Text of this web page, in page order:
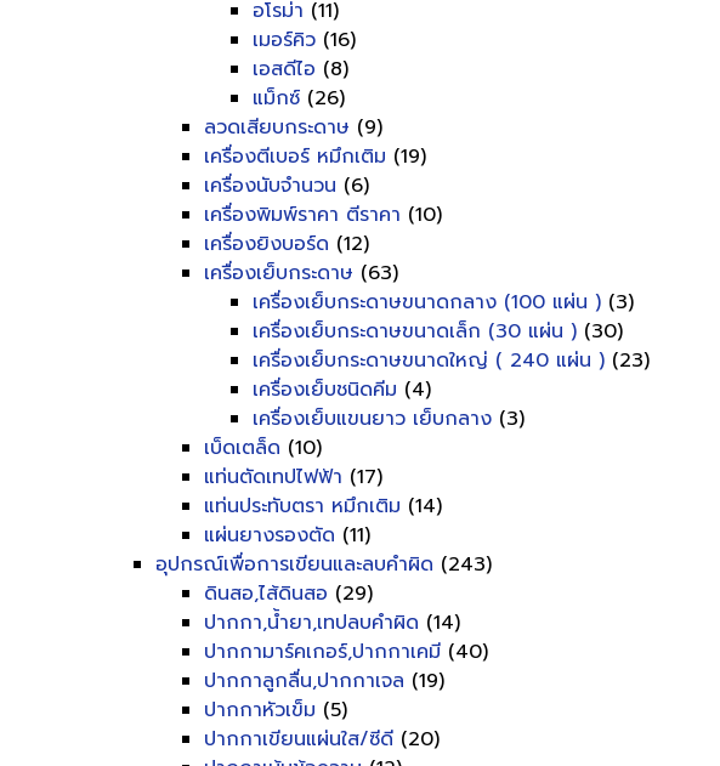
อโรม่า (11)
เมอร์คิว (16)
เอสดีไอ (8)
แม็กซ์ (26)
ลวดเสียบกระดาษ (9)
เครื่องตีเบอร์ หมึกเติม (19)
เครื่องนับจำนวน (6)
เครื่องพิมพ์ราคา ตีราคา (10)
เครื่องยิงบอร์ด (12)
เครื่องเย็บกระดาษ (63)
เครื่องเย็บกระดาษขนาดกลาง (100 แผ่น ) (3)
เครื่องเย็บกระดาษขนาดเล็ก (30 แผ่น ) (30)
เครื่องเย็บกระดาษขนาดใหญ่ ( 240 แผ่น ) (23)
เครื่องเย็บชนิดคีม (4)
เครื่องเย็บแขนยาว เย็บกลาง (3)
เบ็ดเตล็ด (10)
แท่นตัดเทปไฟฟ้า (17)
แท่นประทับตรา หมึกเติม (14)
แผ่นยางรองตัด (11)
อุปกรณ์เพื่อการเขียนและลบคำผิด (243)
ดินสอ,ไส้ดินสอ (29)
ปากกา,น้ำยา,เทปลบคำผิด (14)
ปากกามาร์คเกอร์,ปากกาเคมี (40)
ปากกาลูกลื่น,ปากกาเจล (19)
ปากกาหัวเข็ม (5)
ปากกาเขียนแผ่นใส/ซีดี (20)